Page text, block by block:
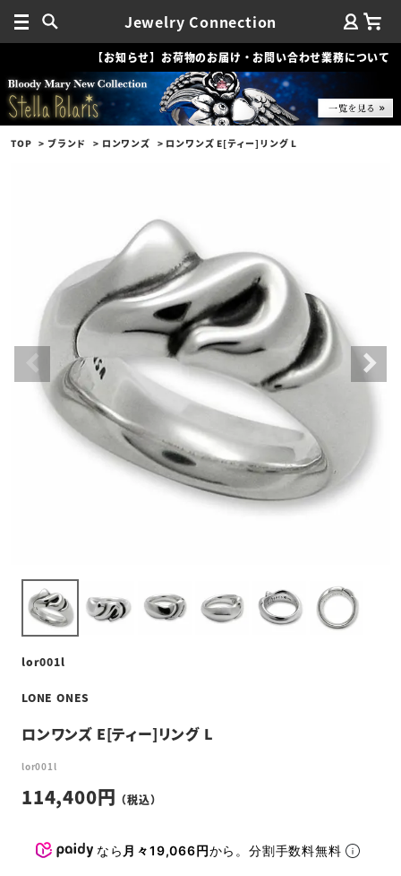
Jewelry Connection
【お知らせ】お荷物のお届け・お問い合わせ業務について
TOP ブランド ロンワンズ ロンワンズ E[ティー]リング L
lor001l
LONE ONES
ロンワンズ E[ティー]リング L
lor001l
114,400
なら 月々19,066円から。分割手数料無料